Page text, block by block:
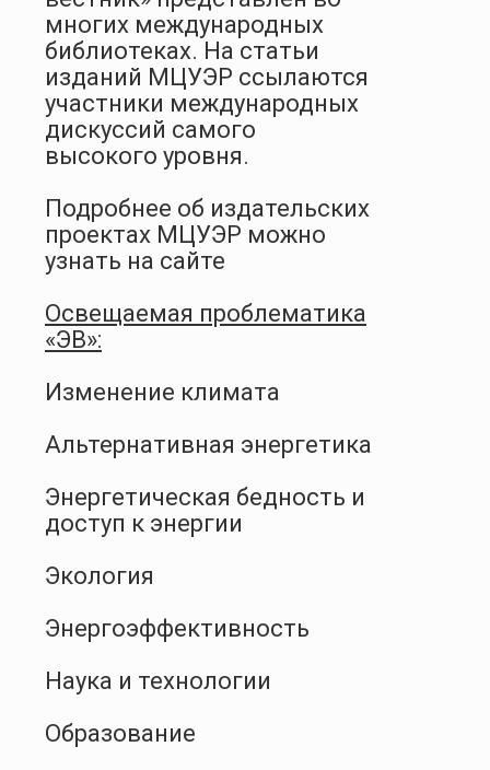
многих международных
библиотеках. На статьи
изданий МЦУЭР ссылаются
участники международных
дискуссий самого
высокого уровня.
Подробнее об издательских
проектах МЦУЭР можно
узнать на сайте
Освещаемая проблематика
«ЭВ»:
Изменение климата
Альтернативная энергетика
Энергетическая бедность и
доступ к энергии
Экология
Энергоэффективность
Наука и технологии
Образование